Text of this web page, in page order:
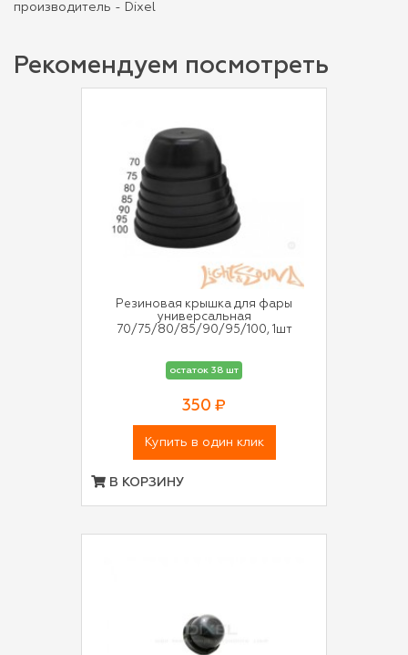
производитель - Dixel
Рекомендуем посмотреть
Резиновая крышка для фары
универсальная
70/75/80/85/90/95/100, 1шт
остаток 38 шт
350 ₽
Купить в один клик
В КОРЗИНУ